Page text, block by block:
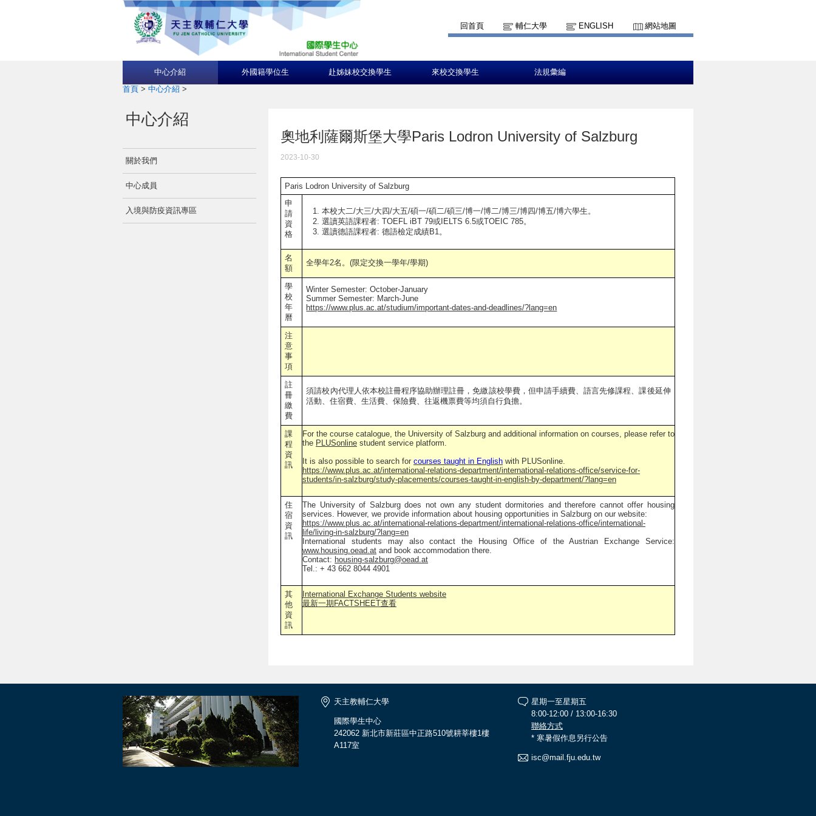
回首頁 輔仁大學 ENGLISH 網站地圖
中心介紹 外國籍學位生 赴姊妹校交換學生 來校交換學生 法規彙編
首頁 > 中心介紹 >
中心介紹
關於我們
中心成員
入境與防疫資訊專區
奧地利薩爾斯堡大學Paris Lodron University of Salzburg
2023-10-30
Paris Lodron University of Salzburg
申
請
資
格
本校大二/大三/大四/大五/碩一/碩二/碩三/博一/博二/博三/博四/博五/博六學生。
選讀英語課程者: TOEFL iBT 79或IELTS 6.5或TOEIC 785。
選讀德語課程者: 德語檢定成績B1。
名
額
全學年2名。(限定交換一學年/學期)
學
校
年
曆
Winter Semester: October-January
Summer Semester: March-June
https://www.plus.ac.at/studium/important-dates-and-deadlines/?lang=en
注
意
事
項
註
冊
繳
費
須請校內代理人依本校註冊程序協助辦理註冊，免繳該校學費，但申請手續費、語言先修課程、課後延伸
活動、住宿費、生活費、保險費、往返機票費等均須自行負擔。
課
程
資
訊
For the course catalogue, the University of Salzburg and additional information on courses, please refer to
the PLUSonline student service platform.
It is also possible to search for courses taught in English with PLUSonline.
https://www.plus.ac.at/international-relations-department/international-relations-office/service-for-
students/in-salzburg/study-placements/courses-taught-in-english-by-department/?lang=en
住
宿
資
訊
The University of Salzburg does not own any student dormitories and therefore cannot offer housing
services. However, we provide information about housing opportunities in Salzburg on our website:
https://www.plus.ac.at/international-relations-department/international-relations-office/international-
life/living-in-salzburg/?lang=en
International students may also contact the Housing Office of the Austrian Exchange Service:
www.housing.oead.at and book accommodation there.
Contact: housing-salzburg@oead.at
Tel.: + 43 662 8044 4901
其
他
資
訊
International Exchange Students website
最新一期FACTSHEET查看
天主教輔仁大學
國際學生中心
242062 新北市新莊區中正路510號耕莘樓1樓
A117室
星期一至星期五
8:00-12:00 / 13:00-16:30
聯絡方式
* 寒暑假作息另行公告
isc@mail.fju.edu.tw